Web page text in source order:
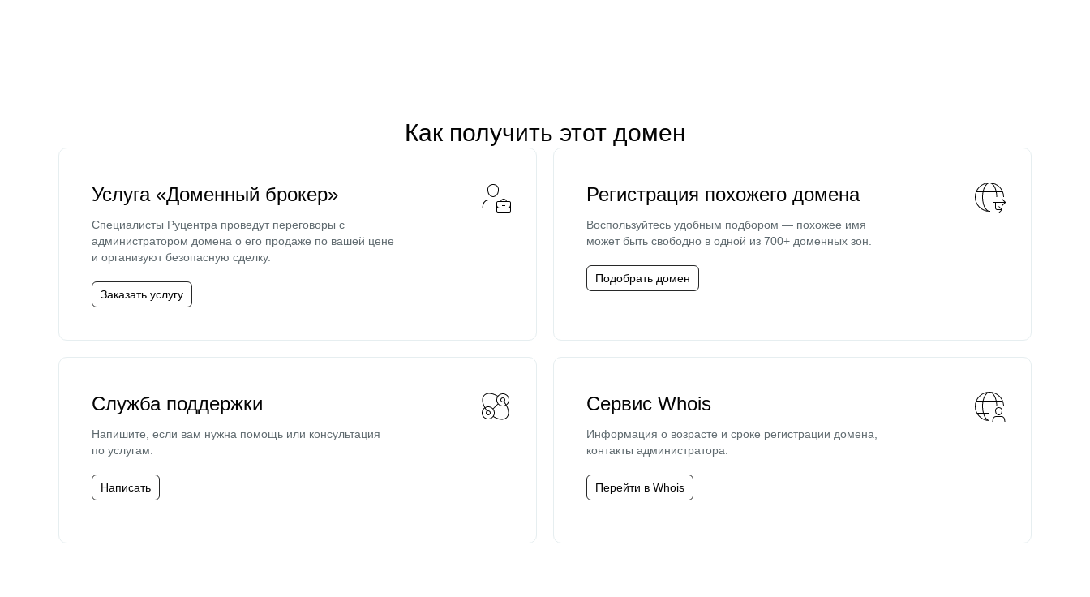
Как получить этот домен
Услуга «Доменный брокер»
Специалисты Руцентра проведут переговоры с
администратором домена о его продаже по вашей цене
и организуют безопасную сделку.
Заказать услугу
Регистрация похожего домена
Воспользуйтесь удобным подбором — похожее имя
может быть свободно в одной из 700+ доменных зон.
Подобрать домен
Служба поддержки
Напишите, если вам нужна помощь или консультация
по услугам.
Написать
Сервис Whois
Информация о возрасте и сроке регистрации домена,
контакты администратора.
Перейти в Whois